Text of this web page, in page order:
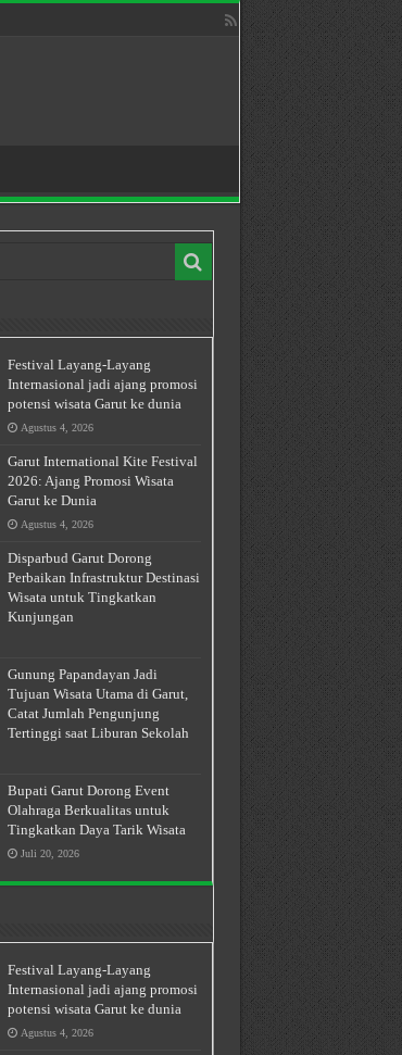
Festival Layang-Layang
Internasional jadi ajang promosi
potensi wisata Garut ke dunia
Agustus 4, 2026
Garut International Kite Festival
2026: Ajang Promosi Wisata
Garut ke Dunia
Agustus 4, 2026
Disparbud Garut Dorong
Perbaikan Infrastruktur Destinasi
Wisata untuk Tingkatkan
Kunjungan
Gunung Papandayan Jadi
Tujuan Wisata Utama di Garut,
Catat Jumlah Pengunjung
Tertinggi saat Liburan Sekolah
Bupati Garut Dorong Event
Olahraga Berkualitas untuk
Tingkatkan Daya Tarik Wisata
Juli 20, 2026
Festival Layang-Layang
Internasional jadi ajang promosi
potensi wisata Garut ke dunia
Agustus 4, 2026